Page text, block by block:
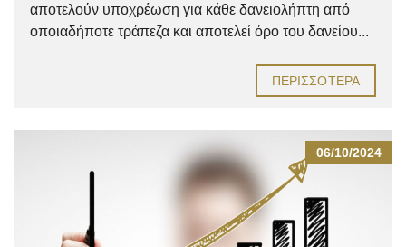
αποτελούν υποχρέωση για κάθε δανειολήπτη από
οποιαδήποτε τράπεζα και αποτελεί όρο του δανείου...
ΠΕΡΙΣΣΌΤΕΡΑ
06/10/2024